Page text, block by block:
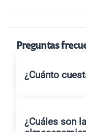
Preguntas
¿Cuánto
¿Cuáles son